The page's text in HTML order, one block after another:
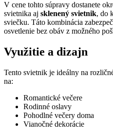
V cene tohto súpravy dostanete
svietnika aj sklenený svietnik, do
sviečku. Táto kombinácia
osvetlenie bez obáv z možného
Využitie a dizajn
Tento svietnik je ideálny na
na:
Romantické večere
Rodinné oslavy
Pohodlné večery doma
Vianočné dekorácie